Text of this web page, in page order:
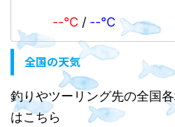
--℃ / --℃
全国の天気
釣りやツーリング先の全国
はこちら